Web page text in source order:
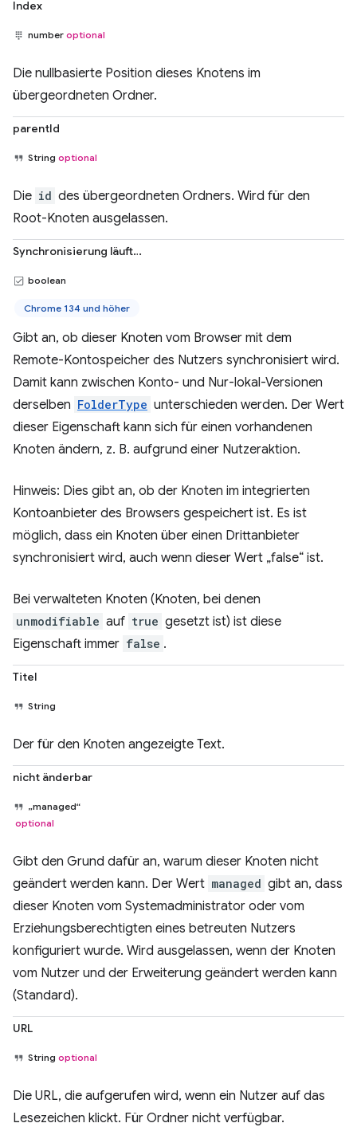
Index
number optional
Die nullbasierte Position dieses Knotens im
übergeordneten Ordner.
parentId
String optional
Die id des übergeordneten Ordners. Wird für den
Root-Knoten ausgelassen.
Synchronisierung läuft…
boolean
Chrome 134 und höher
Gibt an, ob dieser Knoten vom Browser mit dem
Remote-Kontospeicher des Nutzers synchronisiert wird.
Damit kann zwischen Konto- und Nur-lokal-Versionen
derselben FolderType unterschieden werden. Der Wert
dieser Eigenschaft kann sich für einen vorhandenen
Knoten ändern, z. B. aufgrund einer Nutzeraktion.
Hinweis: Dies gibt an, ob der Knoten im integrierten
Kontoanbieter des Browsers gespeichert ist. Es ist
möglich, dass ein Knoten über einen Drittanbieter
synchronisiert wird, auch wenn dieser Wert „false“ ist.
Bei verwalteten Knoten (Knoten, bei denen
unmodifiable auf true gesetzt ist) ist diese
Eigenschaft immer false .
Titel
String
Der für den Knoten angezeigte Text.
nicht änderbar
„managed“
optional
Gibt den Grund dafür an, warum dieser Knoten nicht
geändert werden kann. Der Wert managed gibt an, dass
dieser Knoten vom Systemadministrator oder vom
Erziehungsberechtigten eines betreuten Nutzers
konfiguriert wurde. Wird ausgelassen, wenn der Knoten
vom Nutzer und der Erweiterung geändert werden kann
(Standard).
URL
String optional
Die URL, die aufgerufen wird, wenn ein Nutzer auf das
Lesezeichen klickt. Für Ordner nicht verfügbar.